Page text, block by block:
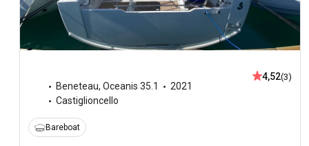
Beneteau, Oceanis 35.1
2021
Castiglioncello
4,52(3)
Bareboat